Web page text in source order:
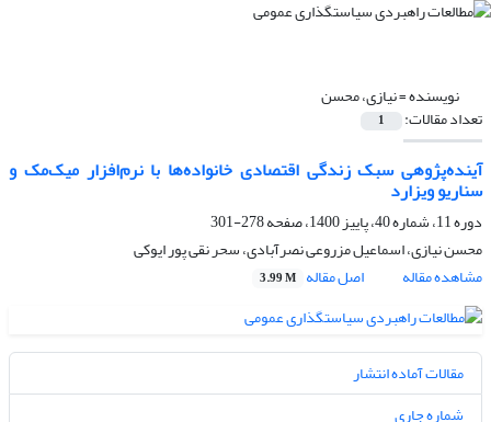
نویسنده =نیازی، محسن
تعداد مقالات: 1
آینده‌پژوهی سبک زندگی اقتصادی خانواده‌ها با نرم‌افزار میک‌مک و
سناریو ویزارد
دوره 11، شماره 40، پاییز 1400، صفحه
278-301
محسن نیازی، اسماعیل مزروعی نصر‌آبادی، سحر نقی پور ایوکی
مشاهده مقاله
اصل مقاله 3.99 M
مقالات آماده انتشار
شماره جاری